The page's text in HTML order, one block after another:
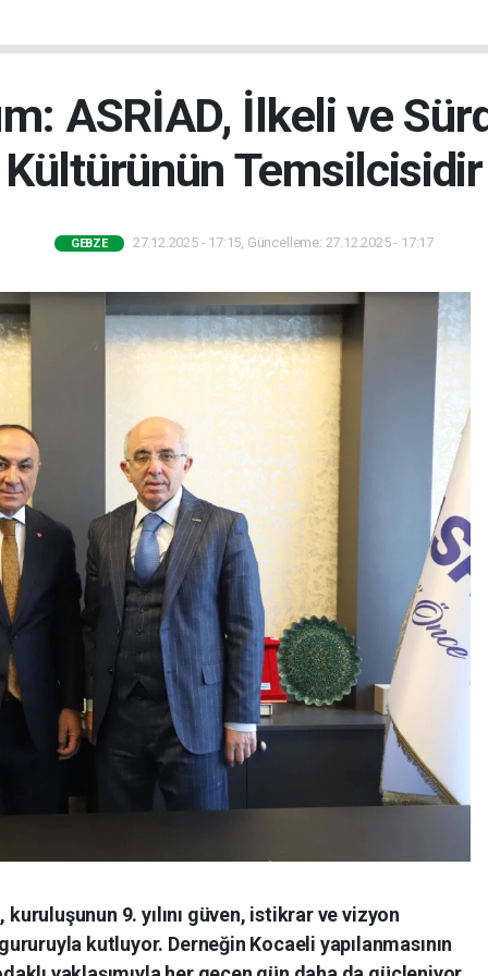
ASRİAD, İlkeli ve
Kültürünün Temsilcisidir
GEBZE 27.12.2025 - 17:15, Güncelleme: 27.12.2025 - 17:17
kuruluşunun 9. yılını güven, istikrar ve vizyon
kutluyor. Derneğin Kocaeli yapılanmasının